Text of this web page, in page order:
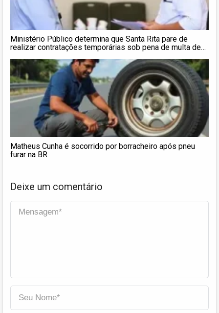
Ministério Público determina que Santa Rita pare de
realizar contratações temporárias sob pena de multa de
Matheus Cunha é socorrido por borracheiro após pneu
furar na BR
Deixe um comentário